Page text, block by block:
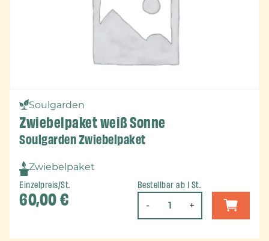
Soulgarden
Zwiebelpaket weiß Sonne
Soulgarden Zwiebelpaket
Zwiebelpaket
Einzelpreis/St.
60,00€
Bestellbar ab 1 St.
- +